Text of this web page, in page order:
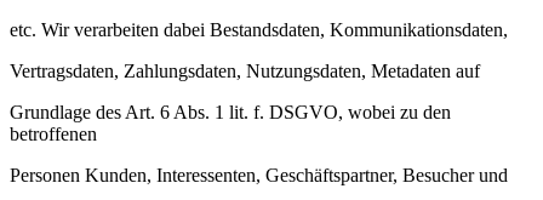
etc. Wir verarbeiten dabei Bestandsdaten, Kommunikationsdaten,
Vertragsdaten, Zahlungsdaten, Nutzungsdaten, Metadaten auf
Grundlage des Art. 6 Abs. 1 lit. f. DSGVO, wobei zu den
betroffenen
Personen Kunden, Interessenten, Geschäftspartner, Besucher und